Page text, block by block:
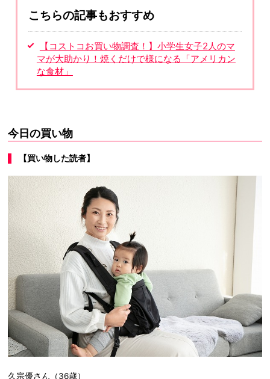
こちらの記事もおすすめ
【コストコお買い物調査！】小学生女子2人のマ
マが大助かり！焼くだけで様になる「アメリカン
な食材」
今日の買い物
【買い物した読者】
久宗優さん（36歳）